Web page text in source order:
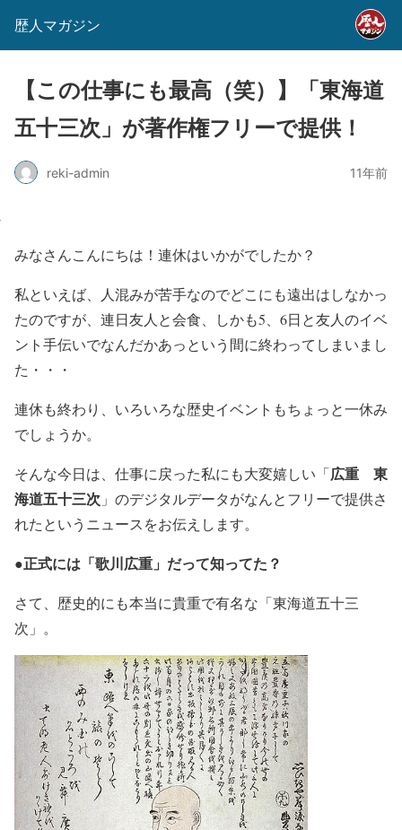
歴人マガジン
【この仕事にも最高（笑）】「東海道
五十三次」が著作権フリーで提供！
reki-admin 11年前
みなさんこんにちは！連休はいかがでしたか？
私といえば、人混みが苦手なのでどこにも遠出はしなかっ
たのですが、連日友人と会食、しかも5、6日と友人のイベ
ント手伝いでなんだかあっという間に終わってしまいまし
た・・・
連休も終わり、いろいろな歴史イベントもちょっと一休み
でしょうか。
そんな今日は、仕事に戻った私にも大変嬉しい「広重 東
海道五十三次 」のデジタルデータがなんとフリーで提供さ
れたというニュースをお伝えします。
●正式には「歌川広重」だって知ってた？
さて、歴史的にも本当に貴重で有名な「東海道五十三
次」。